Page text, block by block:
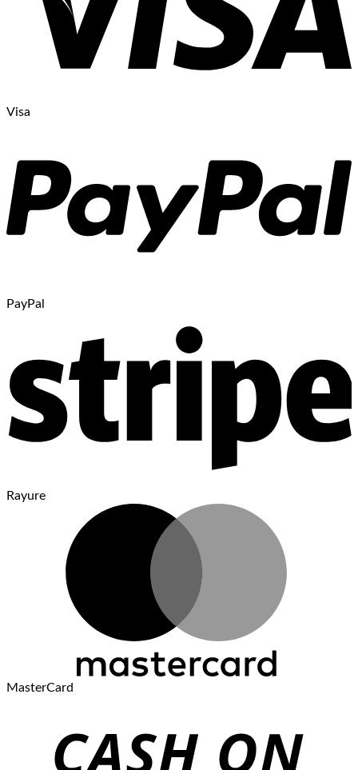
Visa
PayPal
Rayure
MasterCard